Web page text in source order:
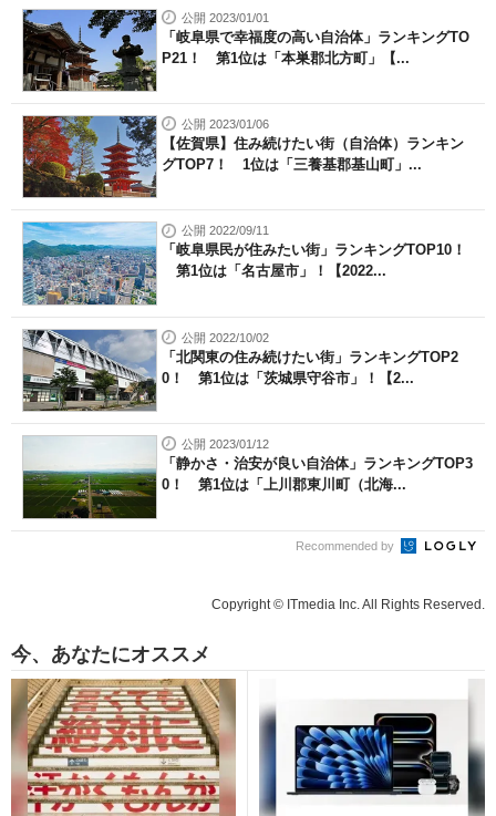
公開 2023/01/01
「岐阜県で幸福度の高い自治体」ランキングTO
P21！ 第1位は「本巣郡北方町」【...
公開 2023/01/06
【佐賀県】住み続けたい街（自治体）ランキン
グTOP7！ 1位は「三養基郡基山町」...
公開 2022/09/11
「岐阜県民が住みたい街」ランキングTOP10！
第1位は「名古屋市」！【2022...
公開 2022/10/02
「北関東の住み続けたい街」ランキングTOP2
0！ 第1位は「茨城県守谷市」！【2...
公開 2023/01/12
「静かさ・治安が良い自治体」ランキングTOP3
0！ 第1位は「上川郡東川町（北海...
Recommended by
Copyright © ITmedia Inc. All Rights Reserved.
今、あなたにオススメ